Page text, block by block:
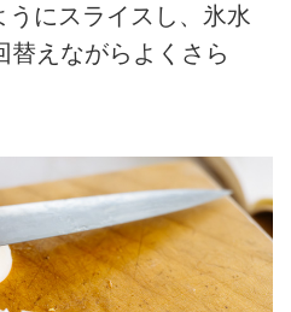
うにスライスし、氷水
替えながらよくさら